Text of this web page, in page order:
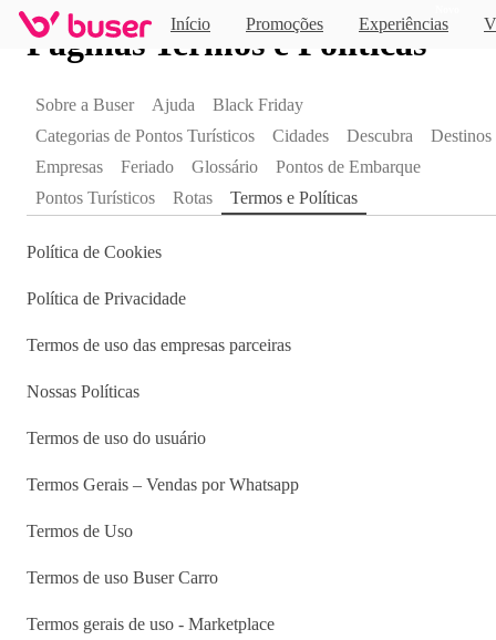
Início Promoções Experiências
Páginas Termos e Políticas
Sobre a Buser Ajuda
Black Friday
Categorias de Pontos Turísticos
Cidades Descubra
Destinos
Empresas
Feriado Glossário
Pontos de Embarque
Pontos Turísticos
Rotas Termos e Políticas
Política de Cookies
Política de Privacidade
Termos de uso das empresas parceiras
Nossas Políticas
Termos de uso do usuário
Termos Gerais – Vendas por Whatsapp
Termos de Uso
Termos de uso Buser Carro
Termos gerais de uso - Marketplace